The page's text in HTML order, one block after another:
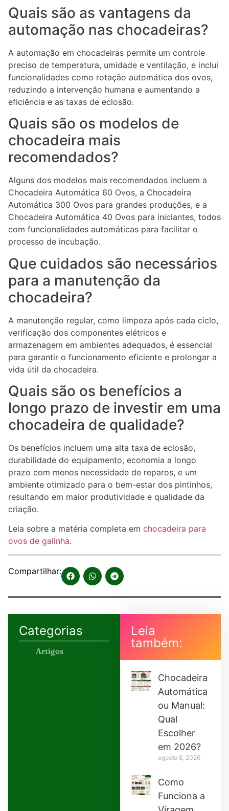
Quais são as vantagens da
automação nas chocadeiras?
A automação em chocadeiras permite um controle
preciso de temperatura, umidade e ventilação, e inclui
funcionalidades como rotação automática dos ovos,
reduzindo a intervenção humana e aumentando a
eficiência e as taxas de eclosão.
Quais são os modelos de
chocadeira mais
recomendados?
Alguns dos modelos mais recomendados incluem a
Chocadeira Automática 60 Ovos, a Chocadeira
Automática 300 Ovos para grandes produções, e a
Chocadeira Automática 40 Ovos para iniciantes, todos
com funcionalidades automáticas para facilitar o
processo de incubação.
Que cuidados são necessários
para a manutenção da
chocadeira?
A manutenção regular, como limpeza após cada ciclo,
verificação dos componentes elétricos e
armazenagem em ambientes adequados, é essencial
para garantir o funcionamento eficiente e prolongar a
vida útil da chocadeira.
Quais são os benefícios a
longo prazo de investir em uma
chocadeira de qualidade?
Os benefícios incluem uma alta taxa de eclosão,
durabilidade do equipamento, economia a longo
prazo com menos necessidade de reparos, e um
ambiente otimizado para o bem-estar dos pintinhos,
resultando em maior produtividade e qualidade da
criação.
Leia sobre a matéria completa em chocadeira para
ovos de galinha.
Compartilhar:
Categorias
Artigos
Leia
também:
Chocadeira
Automática
ou Manual:
Qual
Escolher
em 2026?
agosto 8, 2026
Como
Funciona a